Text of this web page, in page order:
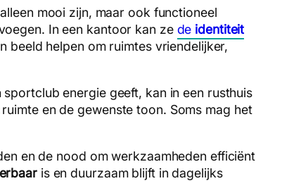
mooi zijn, maar ook functioneel
In een kantoor kan ze de identiteit
helpen om ruimtes vriendelijker,
energie geeft, kan in een rusthuis
en de gewenste toon. Soms mag het
en de nood om werkzaamheden efficiënt
is en duurzaam blijft in dagelijks